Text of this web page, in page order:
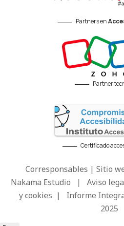
Partners en
Partner
Certificado
Corresponsables | Sitio
Nakama Estudio | Aviso
y cookies | Informe
2025